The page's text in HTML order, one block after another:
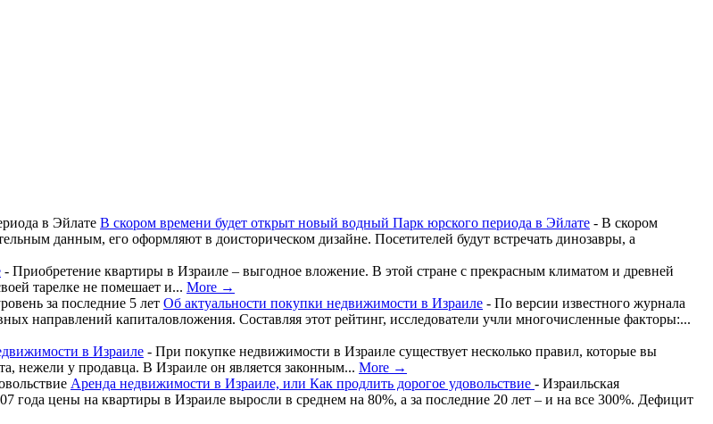
В скором времени будет открыт новый водный Парк юрского периода в Эйлате - В скором
данным, его оформляют в доисторическом дизайне. Посетителей будут встречать динозавры, а
- Приобретение квартиры в Израиле – выгодное вложение. В этой стране с прекрасным климатом и древней
тарелке не помешает и... More →
Об актуальности покупки недвижимости в Израиле - По версии известного журнала
направлений капиталовложения. Составляя этот рейтинг, исследователи учли многочисленные факторы:...
в Израиле - При покупке недвижимости в Израиле существует несколько правил, которые вы
нежели у продавца. В Израиле он является законным... More →
Аренда недвижимости в Израиле, или Как продлить дорогое удовольствие - Израильская
года цены на квартиры в Израиле выросли в среднем на 80%, а за последние 20 лет – и на все 300%. Дефицит